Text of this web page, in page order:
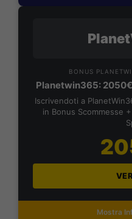
BONUS
Planetwin365:
Iscrivendoti a
in Bonus Scommesse
Mostra